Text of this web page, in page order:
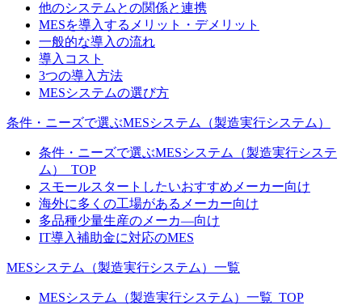
他のシステムとの関係と連携
MESを導入するメリット・デメリット
一般的な導入の流れ
導入コスト
3つの導入方法
MESシステムの選び方
条件・ニーズで選ぶMESシステム（製造実行システム）
条件・ニーズで選ぶMESシステム（製造実行システ
ム）_TOP
スモールスタートしたいおすすめメーカー向け
海外に多くの工場があるメーカー向け
多品種少量生産のメーカ―向け
IT導入補助金に対応のMES
MESシステム（製造実行システム）一覧
MESシステム（製造実行システム）一覧_TOP